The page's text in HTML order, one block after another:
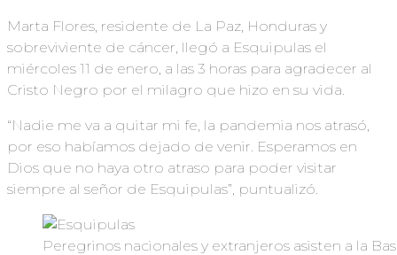
Marta Flores, residente de La Paz, Honduras y
sobreviviente de cáncer, llegó a Esquipulas el
miércoles 11 de enero, a las 3 horas para agradecer al
Cristo Negro por el milagro que hizo en su vida.
“Nadie me va a quitar mi fe, la pandemia nos atrasó,
por eso habíamos dejado de venir. Esperamos en
Dios que no haya otro atraso para poder visitar
siempre al señor de Esquipulas”, puntualizó.
Peregrinos nacionales y extranjeros asisten a la